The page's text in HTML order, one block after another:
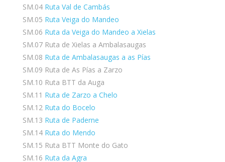
SM.04 Ruta Val de Cambás
SM.05 Ruta Veiga do Mandeo
SM.06 Ruta da Veiga do Mandeo a Xielas
SM.07 Ruta de Xielas a Ambalasaugas
SM.08 Ruta de Ambalasaugas a as Pías
SM.09 Ruta de As Pías a Zarzo
SM.10 Ruta BTT da Auga
SM.11 Ruta de Zarzo a Chelo
SM.12 Ruta do Bocelo
SM.13 Ruta de Paderne
SM.14 Ruta do Mendo
SM.15 Ruta BTT Monte do Gato
SM.16 Ruta da Agra